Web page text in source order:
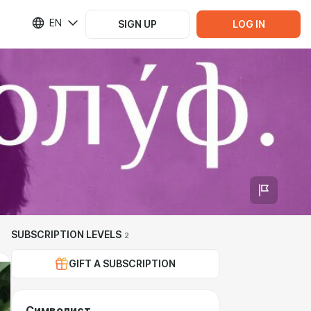
EN SIGN UP LOG IN
SUBSCRIPTION LEVELS 2
GIFT A SUBSCRIPTION